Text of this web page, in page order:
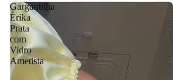
Gargantilha
Érika
Prata
com
Vidro
Ametista